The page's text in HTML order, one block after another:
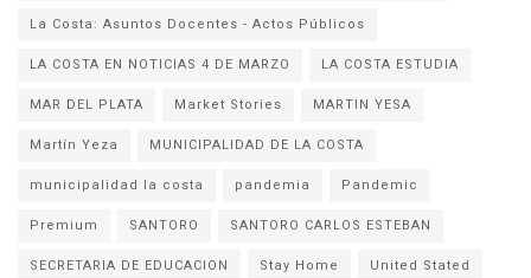
La Costa: Asuntos Docentes - Actos Públicos
LA COSTA EN NOTICIAS 4 DE MARZO
LA COSTA ESTUDIA
MAR DEL PLATA
Market Stories
MARTIN YESA
Martín Yeza
MUNICIPALIDAD DE LA COSTA
municipalidad la costa
pandemia
Pandemic
Premium
SANTORO
SANTORO CARLOS ESTEBAN
SECRETARIA DE EDUCACION
Stay Home
United Stated